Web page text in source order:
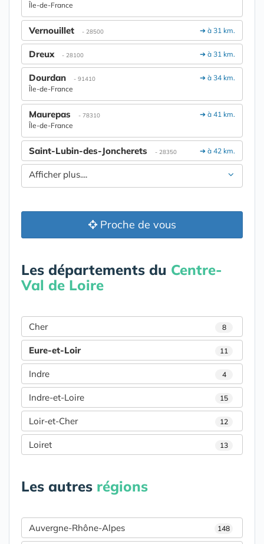
Île-de-France
➔ à 31 km.
Vernouillet - 28500
➔ à 31 km.
Dreux - 28100
➔ à 34 km.
Dourdan - 91410
Île-de-France
➔ à 41 km.
Maurepas - 78310
Île-de-France
➔ à 42 km.
Saint-Lubin-des-Joncherets - 28350
Afficher plus....
Proche de vous
Les départements du Centre-
Val de Loire
Cher 8
Eure-et-Loir 11
Indre 4
Indre-et-Loire 15
Loir-et-Cher 12
Loiret 13
Les autres régions
Auvergne-Rhône-Alpes 148